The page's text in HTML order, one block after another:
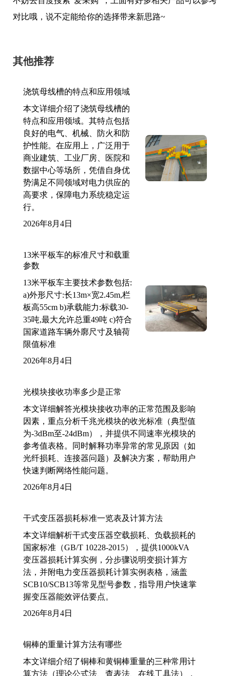
对比哦，说不定能给你的选择带来新思路~
其他推荐
浇筑母线槽的特点和应用领域
本文详细介绍了浇筑母线槽的
特点和应用领域。其特点包括
良好的电气、机械、防火和防
护性能。在应用上，广泛用于
商业建筑、工业厂房、医院和
数据中心等场所，凭借自身优
势满足不同领域对电力供应的
高要求，保障电力系统稳定运
行。
2026年8月4日
13米平板车的标准尺寸和载重
参数
13米平板车主要技术参数包括:
a)外形尺寸:长13m×宽2.45m,栏
板高55cm b)承载能力:标载30-
35吨,最大允许总重49吨 c)符合
国家道路车辆外廓尺寸及轴荷
限值标准
2026年8月4日
光模块接收功率多少是正常
本文详细解答光模块接收功率的正常范围及影响
因素，重点分析千兆光模块的收光标准（典型值
为-3dBm至-24dBm），并提供不同速率光模块的
参考值表格。同时解释功率异常的常见原因（如
光纤损耗、连接器问题）及解决方案，帮助用户
快速判断网络性能问题。
2026年8月4日
干式变压器损耗标准一览表及计算方法
本文详细解析干式变压器空载损耗、负载损耗的
国家标准（GB/T 10228-2015），提供1000kVA
变压器损耗计算实例，分步骤说明变损计算方
法，并附电力变压器损耗计算实例表格，涵盖
SCB10/SCB13等常见型号参数，指导用户快速掌
握变压器能效评估要点。
2026年8月4日
铜棒的重量计算方法有哪些
本文详细介绍了铜棒和黄铜棒重量的三种常用计
算方法（理论公式法、查表法、在线工具法），